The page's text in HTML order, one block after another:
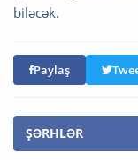
biləcək.
Paylaş
ŞƏRHLƏR